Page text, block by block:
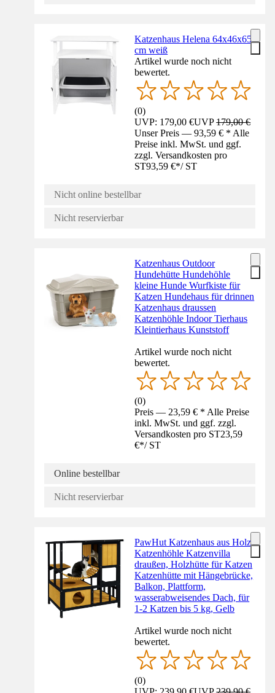
Katzenhaus Helena 64x46x65
cm weiß
Artikel wurde noch nicht
bewertet.
(0)
UVP: 179,00 €UVP179,00 €
Unser Preis — 93,59 € * Alle
Preise inkl. MwSt. und ggf.
zzgl. Versandkosten pro
ST93,59 €*/ ST
Nicht online bestellbar
Nicht reservierbar
Katzenhaus Outdoor
Hundehütte Hundehöhle
kleine Hunde Wurfkiste für
Katzen Hundehaus für drinnen
Katzenhaus draussen
Katzenhöhle Indoor Tierhaus
Kleintierhaus Kunststoff
Artikel wurde noch nicht
bewertet.
(0)
Preis — 23,59 € * Alle Preise
inkl. MwSt. und ggf. zzgl.
Versandkosten pro ST23,59
€*/ ST
Online bestellbar
Nicht reservierbar
PawHut Katzenhaus aus Holz
Katzenhöhle Katzenvilla
draußen, Holzhütte für Katzen
Katzenhütte mit Hängebrücke,
Balkon, Plattform,
wasserabweisendes Dach, für
1-2 Katzen bis 5 kg, Gelb
Artikel wurde noch nicht
bewertet.
(0)